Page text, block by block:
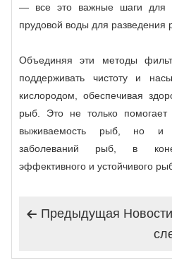
— все это важные шаги для
прудовой воды для разведения
Объединяя эти методы
поддерживать чистоту и
кислородом, обеспечивая
рыб. Это не только
выживаемость рыб, но и
заболеваний рыб, в
эффективного и устойчивого
 Предыдущая Hовости